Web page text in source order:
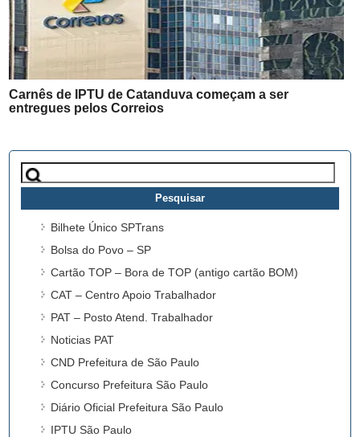
Carnês de IPTU de Catanduva começam a ser
entregues pelos Correios
Pesquisar
por:
Bilhete Único SPTrans
Bolsa do Povo – SP
Cartão TOP – Bora de TOP (antigo cartão BOM)
CAT – Centro Apoio Trabalhador
PAT – Posto Atend. Trabalhador
Noticias PAT
CND Prefeitura de São Paulo
Concurso Prefeitura São Paulo
Diário Oficial Prefeitura São Paulo
IPTU São Paulo